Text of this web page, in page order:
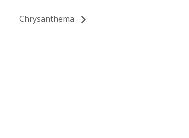
Chrysanthema